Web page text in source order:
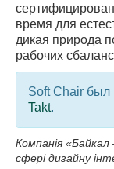
время для
дикая природа
рабочих
Soft Chair был
Takt.
Компанія «Байкал
сфері дизайну